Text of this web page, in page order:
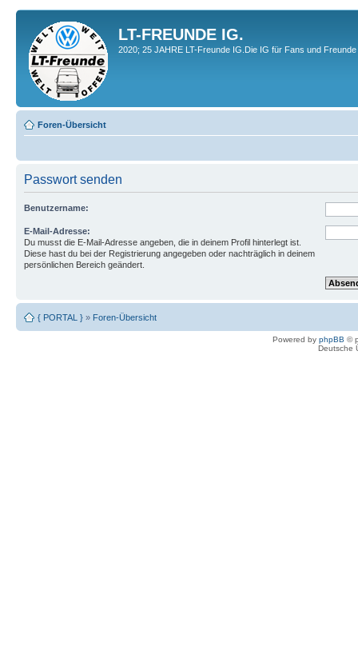
LT-FREUNDE IG.
2020; 25 JAHRE LT-Freunde IG.Die IG für Fans und
Foren-Übersicht
Passwort senden
Benutzername:
E-Mail-Adresse:
Du musst die E-Mail-Adresse angeben, die in deinem Profil hinterlegt ist.
Diese hast du bei der Registrierung angegeben oder nachträglich in deinem
persönlichen Bereich geändert.
{ PORTAL } » Foren-Übersicht
Powered by phpBB ©
Deutsche